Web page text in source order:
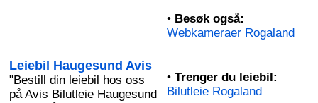
• Besøk også:
Webkameraer Rogaland
Leiebil Haugesund Avis
"Bestill din leiebil hos oss
på Avis Bilutleie Haugesund
• Trenger du leiebil:
Bilutleie Rogaland